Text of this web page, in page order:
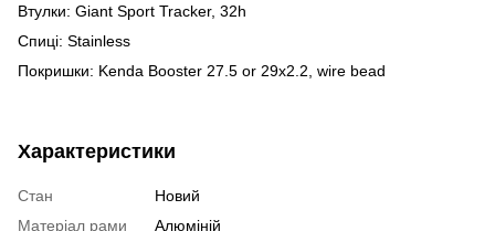
Втулки: Giant Sport Tracker, 32h
Спиці: Stainless
Покришки: Kenda Booster 27.5 or 29x2.2, wire bead
Характеристики
Стан
Новий
Матеріал рами
Алюміній